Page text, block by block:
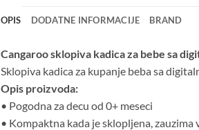
OPIS DODATNE INFORMACIJE BRAND
Cangaroo sklopiva kadica za bebe sa
Sklopiva kadica za kupanje beba sa
Opis proizvoda:
• Pogodna za decu od 0+ meseci
• Kompaktna kada je sklopljena,